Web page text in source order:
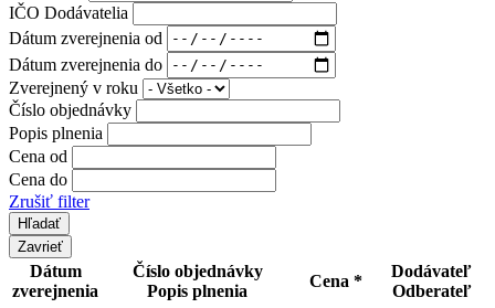
IČO Dodávatelia
Dátum zverejnenia od
Dátum zverejnenia do
Zverejnený v roku
Číslo objednávky
Popis plnenia
Cena od
Cena do
Zrušiť filter
Zavrieť
Dátum
zverejnenia
Číslo objednávky
Popis plnenia
Cena *
Dodávateľ
Odberateľ